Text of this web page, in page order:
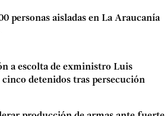
personas aisladas en La Araucanía
a escolta de exministro Luis
detenidos tras persecución